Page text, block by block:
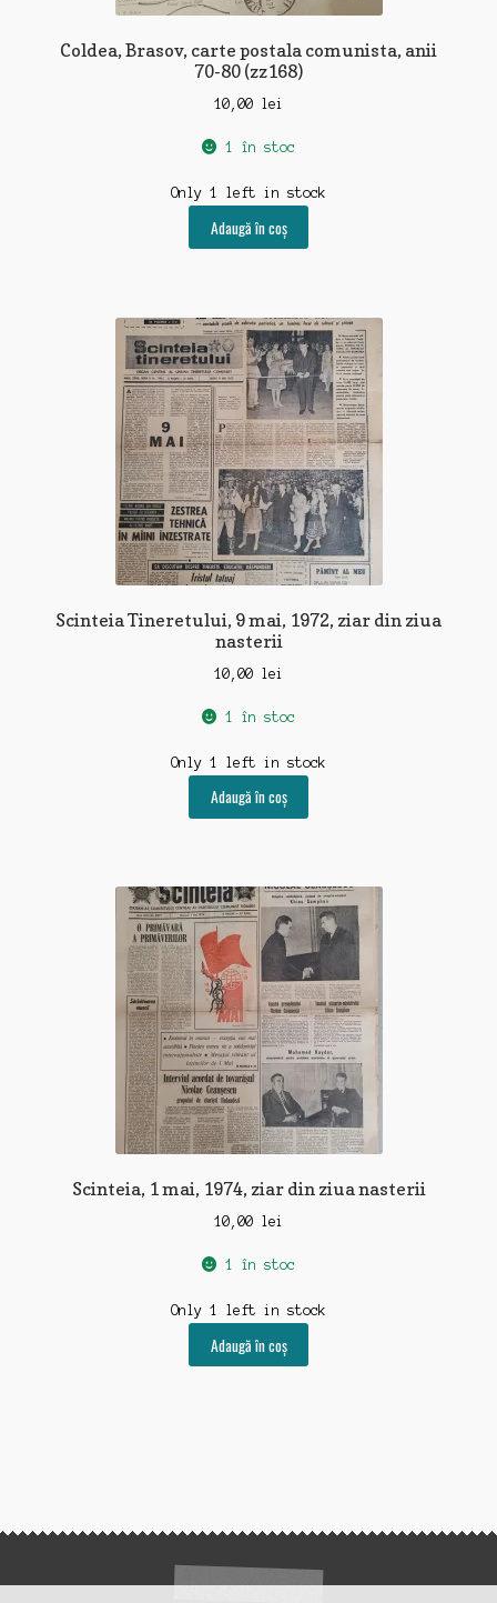
Coldea, Brasov, carte postala comunista, anii
70-80 (zz168)
10,00 lei
1 în stoc
Only 1 left in stock
Adaugă în coș
Scinteia Tineretului, 9 mai, 1972, ziar din ziua
nasterii
10,00 lei
1 în stoc
Only 1 left in stock
Adaugă în coș
Scinteia, 1 mai, 1974, ziar din ziua nasterii
10,00 lei
1 în stoc
Only 1 left in stock
Adaugă în coș